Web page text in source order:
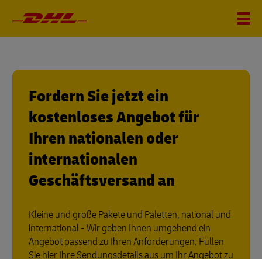
Fordern Sie jetzt ein
kostenloses Angebot für
Ihren nationalen oder
internationalen
Geschäftsversand an
Kleine und große Pakete und Paletten, national und
international - Wir geben Ihnen umgehend ein
Angebot passend zu Ihren Anforderungen. Füllen
Sie hier Ihre Sendungsdetails aus um Ihr Angebot zu